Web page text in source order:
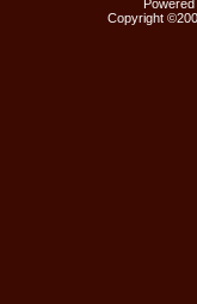
Copyright